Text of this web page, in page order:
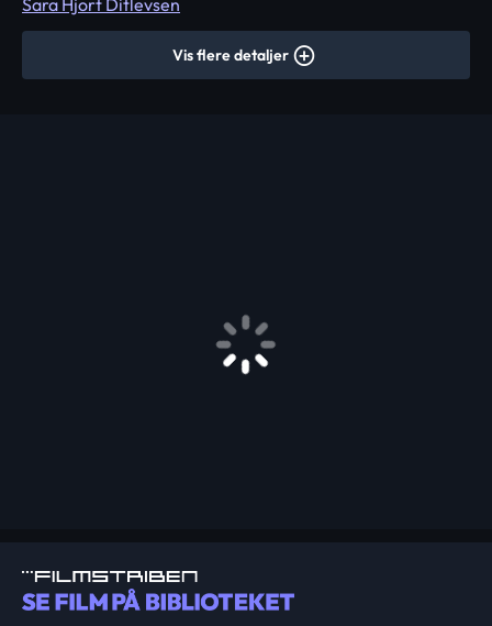
Sara Hjort Ditlevsen
Vis flere detaljer